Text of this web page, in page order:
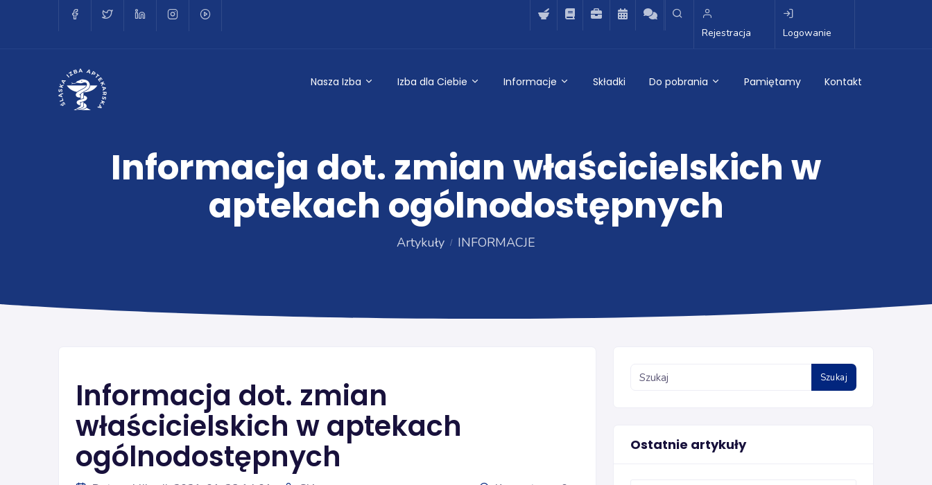
Rejestracja Logowanie
Nasza Izba Izba dla Ciebie Informacje Składki Do pobrania Pamiętamy Kontakt
Informacja dot. zmian właścicielskich w
aptekach ogólnodostępnych
Artykuły INFORMACJE
Informacja dot. zmian
właścicielskich w aptekach
ogólnodostępnych
Szukaj
Ostatnie artykuły